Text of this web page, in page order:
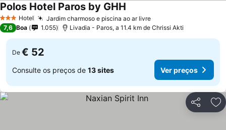
3 EstrelasHotel Jardim charmoso e piscina ao ar livre
Polos Hotel Paros by GHH
7,6 Boa 1.055 Livadia - Paros, a 11.4 km de Chrissi Akti
De € 52
Consulte os preços de 13 sites Ver preços
Partilhar